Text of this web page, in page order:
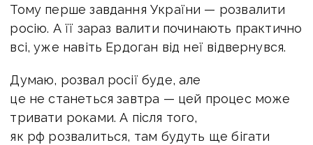
Тому перше завдання України — розвалити
росію. А її зараз валити починають практично
всі, уже навіть Ердоган від неї відвернувся.
Думаю, розвал росії буде, але
це не станеться завтра — цей процес може
тривати роками. А після того,
як рф розвалиться, там будуть ще бігати